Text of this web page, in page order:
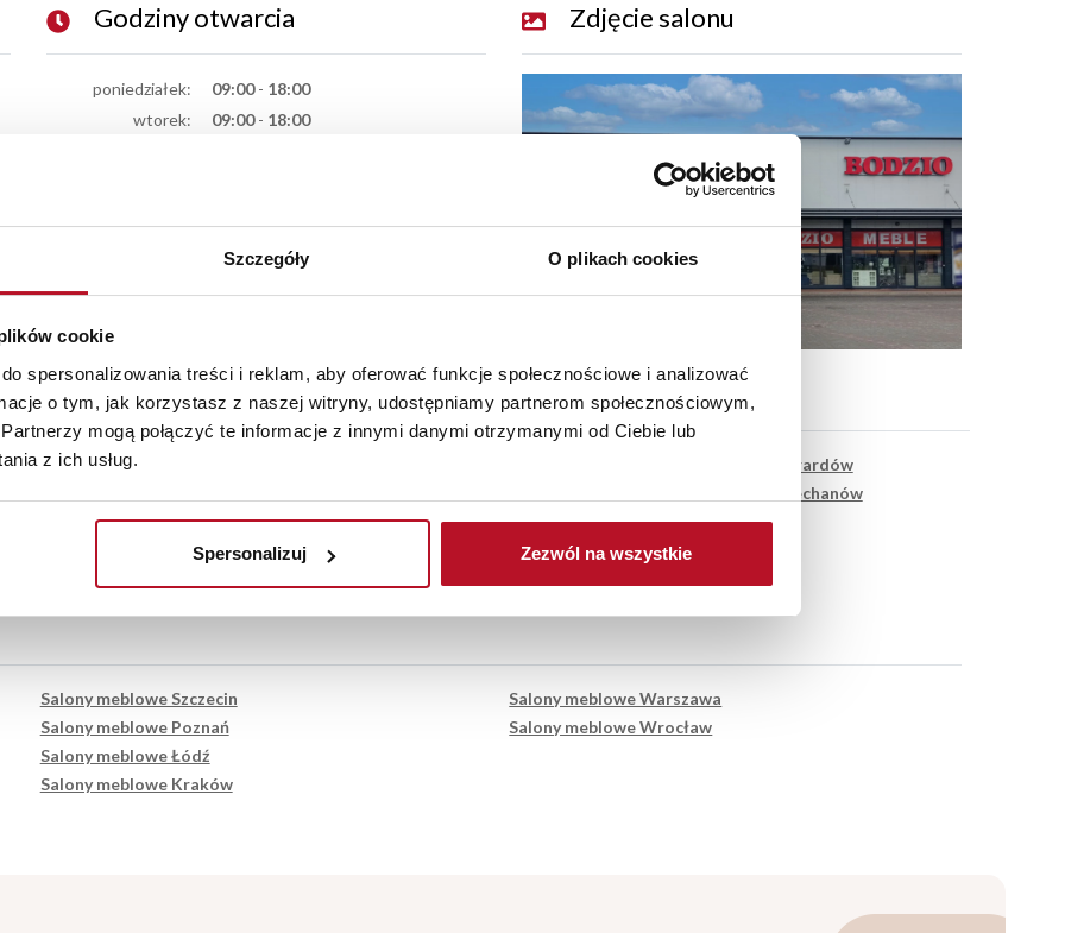
Szczegóły O plikach cookies
cookie
spersonalizowania treści i reklam, aby oferować funkcje społecznościowe i analizować
o tym, jak korzystasz z naszej witryny, udostępniamy partnerom społecznościowym,
mogą połączyć te informacje z innymi danymi otrzymanymi od Ciebie lub
z ich usług.
Spersonalizuj Zezwól na wszystkie
Godziny otwarcia
poniedziałek: 09:00- 18:00
wtorek:
09:00- 18:00
17:00
Zdjęcie salonu
35.81 km
40.16 km
Salon Meblowy Sochaczew
Salon Meblowy Sulejówek
Salon Meblowy Żyrardów
Salon Meblowy Ciechanów
Salony meblowe Szczecin
Salony meblowe Poznań
Salony meblowe Łódź
Salony meblowe Kraków
Salony meblowe Warszawa
Salony meblowe Wrocław